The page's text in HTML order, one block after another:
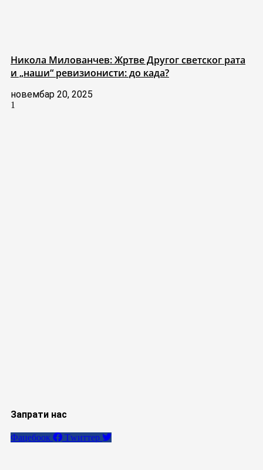
Никола Милованчев: Жртве Другог светског рата
и „наши“ ревизионисти: до када?
новембар 20, 2025
Запрати нас
Фацебоок Тwиттер